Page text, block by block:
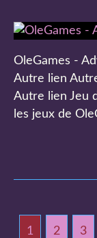
OleGames -
Autre lien
Autre lien Jeu
les jeux de
1 2 3